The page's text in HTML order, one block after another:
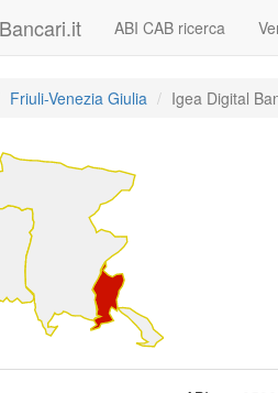
ABI CAB ricerca
Friuli-Venezia Giulia Igea Digital